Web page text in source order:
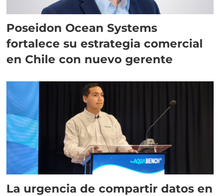
Poseidon Ocean Systems
fortalece su estrategia comercial
en Chile con nuevo gerente
La urgencia de compartir datos en